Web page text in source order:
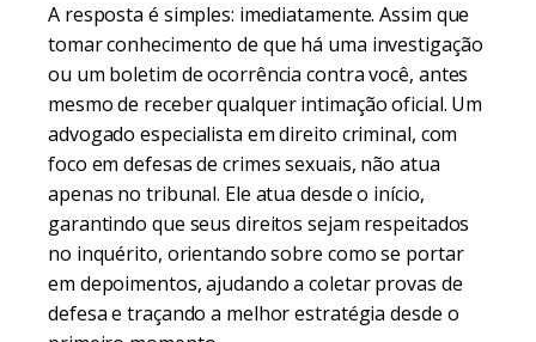
A resposta é simples: imediatamente. Assim que
tomar conhecimento de que há uma investigação
ou um boletim de ocorrência contra você, antes
mesmo de receber qualquer intimação oficial. Um
advogado especialista em direito criminal, com
foco em defesas de crimes sexuais, não atua
apenas no tribunal. Ele atua desde o início,
garantindo que seus direitos sejam respeitados
no inquérito, orientando sobre como se portar
em depoimentos, ajudando a coletar provas de
defesa e traçando a melhor estratégia desde o